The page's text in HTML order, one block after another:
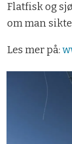
Flatfisk og
om man
Les mer på: